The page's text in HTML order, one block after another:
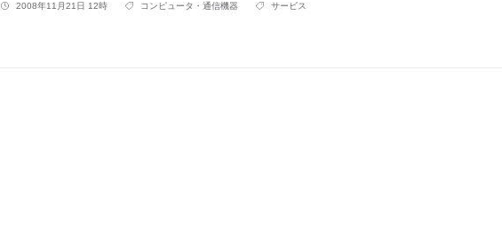
2008年11月21日 12時 コンピュータ・通信機器 サービス